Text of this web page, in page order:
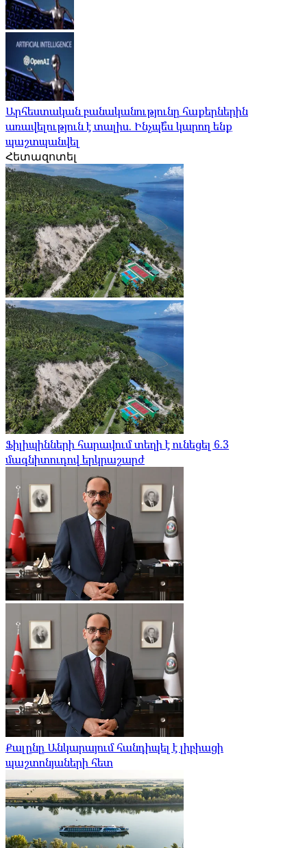
Արհեստական ​​բանականությունը հաքերներին
առավելություն է տալիս. Ինչպե՞ս կարող ենք
պաշտպանվել
Հետազոտել
Ֆիլիպինների հարավում տեղի է ունեցել 6.3
մագնիտուդով երկրաշարժ
Քալընը Անկարայում հանդիպել է լիբիացի
պաշտոնյաների հետ